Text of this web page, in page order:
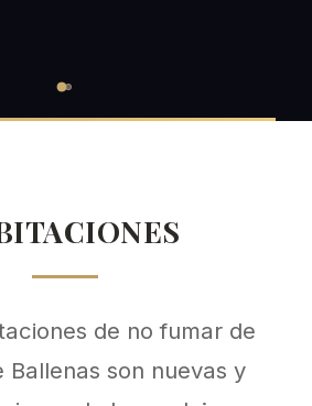
de no fumar de
Ballenas son nuevas y